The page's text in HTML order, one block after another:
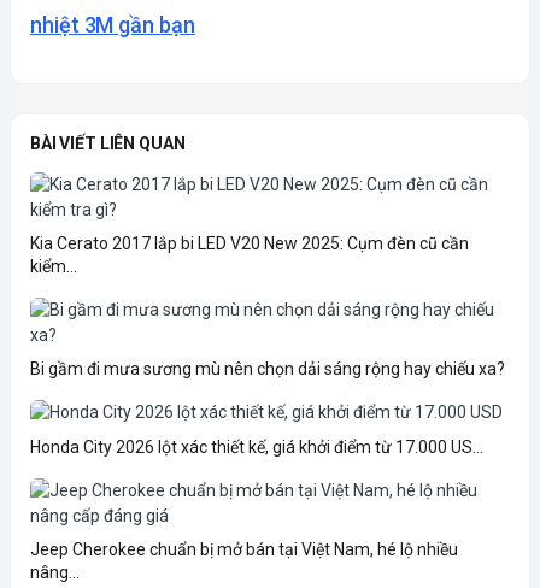
nhiệt 3M gần bạn
BÀI VIẾT LIÊN QUAN
Kia Cerato 2017 lắp bi LED V20 New 2025: Cụm đèn cũ cần
kiểm...
Bi gầm đi mưa sương mù nên chọn dải sáng rộng hay chiếu xa?
Honda City 2026 lột xác thiết kế, giá khởi điểm từ 17.000 US...
Jeep Cherokee chuẩn bị mở bán tại Việt Nam, hé lộ nhiều
nâng...